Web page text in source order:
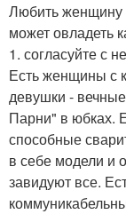
Любить женщину
может овладеть
1. согласуйте с
Есть женщины с
девушки -
Парни" в юбках.
способные
в себе модели и
завидуют все.